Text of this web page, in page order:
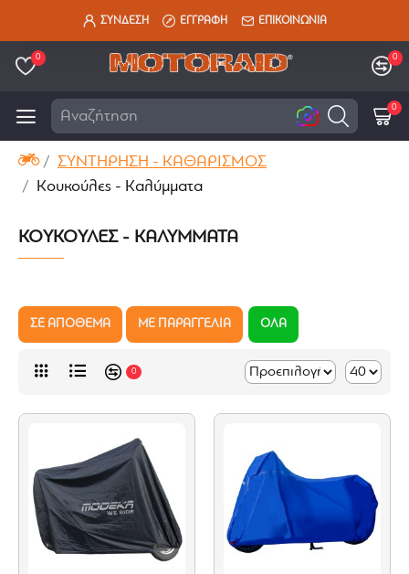
ΣΥΝΔΕΣΗ ΕΓΓΡΑΦΗ ΕΠΙΚΟΙΝΩΝΙΑ
0 0
Αναζήτηση εδώ
0
ΣΥΝΤΗΡΗΣΗ - ΚΑΘΑΡΙΣΜΟΣ
Κουκούλες - Καλύμματα
ΚΟΥΚΟΎΛΕΣ - ΚΑΛΎΜΜΑΤΑ
ΣΕ ΑΠΟΘΕΜΑ ΜΕ ΠΑΡΑΓΓΕΛΙΑ ΟΛΑ
0